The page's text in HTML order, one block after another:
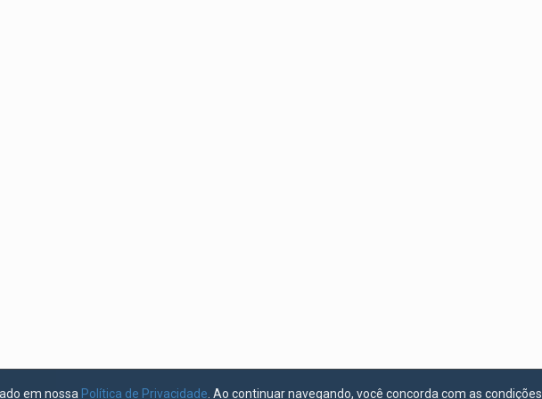
em nossa Política de Privacidade . Ao continuar navegando, você concorda com as condições.